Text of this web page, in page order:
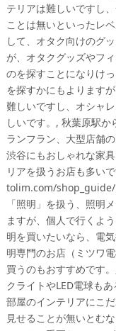
テリアは難しいですし
ことは無いといったレ
して、オタク向けのグ
が、オタクグッズやフ
のを探すことになりけ
を探すかにもよります
難しいですし、オシャ
しいです。, 秋葉原駅
ランフラン、大型店舗
渋谷にもおしゃれな家
リアを扱うお店も多い
tolim.com/
「照明」を扱う、照明
ますが、個人で行くよ
明を買いたいなら、電
明専門のお店（ミツワ
買うのもおすすめです
クライトやLED電球も
部屋のインテリアにこ
見せることが無いとむ